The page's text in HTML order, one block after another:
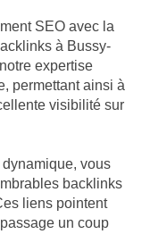
SEO avec la
à Bussy-
expertise
permettant ainsi à
visibilité sur
vous
backlinks
liens pointent
un coup